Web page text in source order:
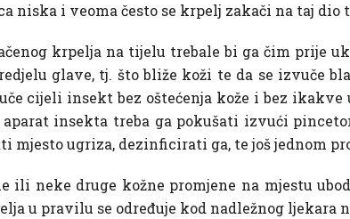
niska i veoma često se krpelj zakači na taj dio
krpelja na tijelu trebale bi ga čim
glave, tj. što bliže koži te da se izvuče
cijeli insekt bez oštećenja kože i bez
insekta treba ga pokušati izvući
mjesto ugriza, dezinficirati ga, te još jednom
ili neke druge kožne promjene na mjestu
u pravilu se određuje kod nadležnog ljekara